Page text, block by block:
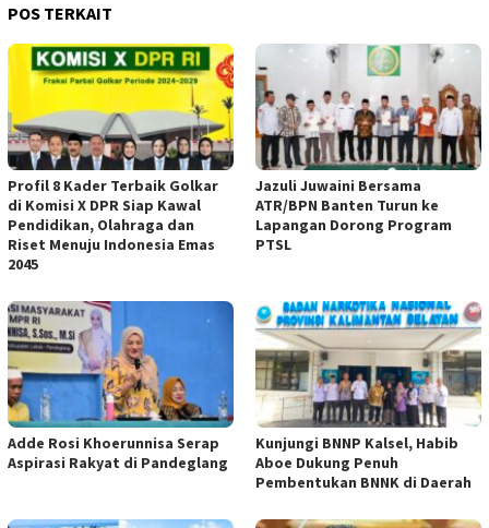
POS TERKAIT
Profil 8 Kader Terbaik Golkar
di Komisi X DPR Siap Kawal
Pendidikan, Olahraga dan
Riset Menuju Indonesia Emas
2045
Jazuli Juwaini Bersama
ATR/BPN Banten Turun ke
Lapangan Dorong Program
PTSL
Adde Rosi Khoerunnisa Serap
Aspirasi Rakyat di Pandeglang
Kunjungi BNNP Kalsel, Habib
Aboe Dukung Penuh
Pembentukan BNNK di Daerah